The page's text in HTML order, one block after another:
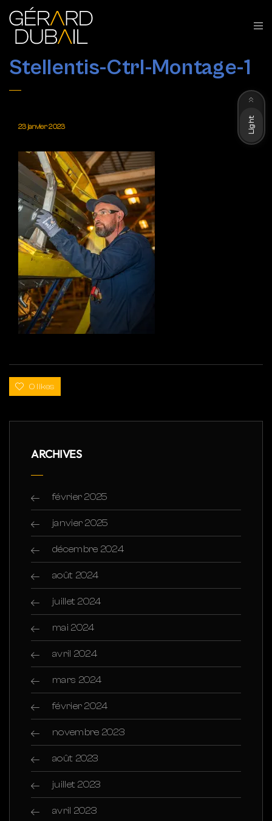
Stellentis-Ctrl-Montage-1
23 janvier 2023
0 likes
ARCHIVES
février 2025
janvier 2025
décembre 2024
août 2024
juillet 2024
mai 2024
avril 2024
mars 2024
février 2024
novembre 2023
août 2023
juillet 2023
avril 2023
Light
Dark